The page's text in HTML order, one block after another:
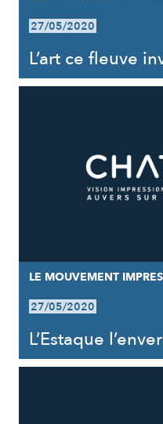
27/05/2020
L’art ce fleuve
LE MOUVEMENT
27/05/2020
L’Estaque